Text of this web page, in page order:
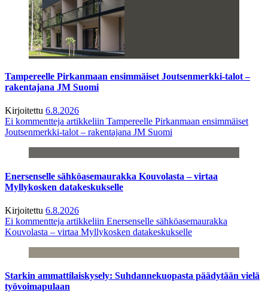
Tampereelle Pirkanmaan ensimmäiset Joutsenmerkki-talot –
rakentajana JM Suomi
Kirjoitettu 6.8.2026
Ei kommentteja artikkeliin Tampereelle Pirkanmaan ensimmäiset
Joutsenmerkki-talot – rakentajana JM Suomi
Enersenselle sähköasemaurakka Kouvolasta – virtaa
Myllykosken datakeskukselle
Kirjoitettu 6.8.2026
Ei kommentteja artikkeliin Enersenselle sähköasemaurakka
Kouvolasta – virtaa Myllykosken datakeskukselle
Starkin ammattilaiskysely: Suhdannekuopasta päädytään vielä
työvoimapulaan